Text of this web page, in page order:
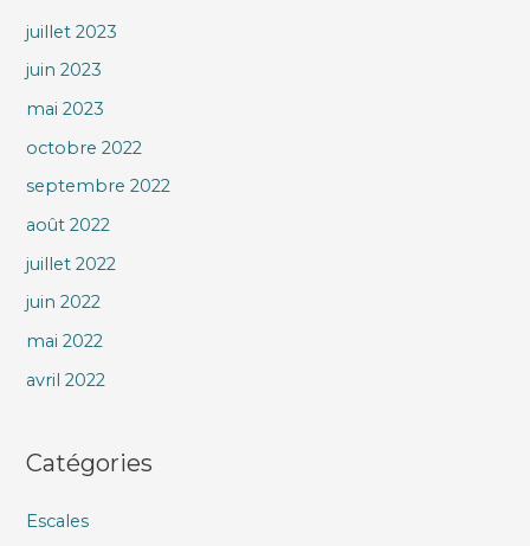
juillet 2023
juin 2023
mai 2023
octobre 2022
septembre 2022
août 2022
juillet 2022
juin 2022
mai 2022
avril 2022
Catégories
Escales